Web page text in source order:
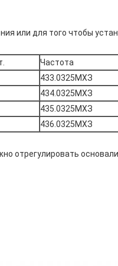
или для того чтобы
Частота
433.0325МХЗ
434.0325МХЗ
435.0325МХЗ
436.0325МХЗ
отрегулировать